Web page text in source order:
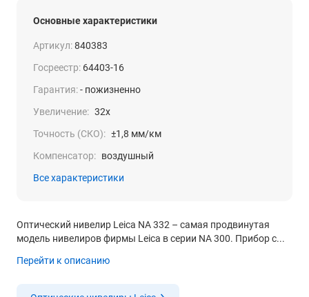
Основные характеристики
Артикул:840383
Госреестр: 64403-16
Гарантия:- пожизненно
Увеличение: 32x
Точность (СКО): ±1,8 мм/км
Компенсатор: воздушный
Все характеристики
Оптический нивелир Leica NA 332 – самая продвинутая
модель нивелиров фирмы Leica в серии NA 300. Прибор с...
Перейти к описанию